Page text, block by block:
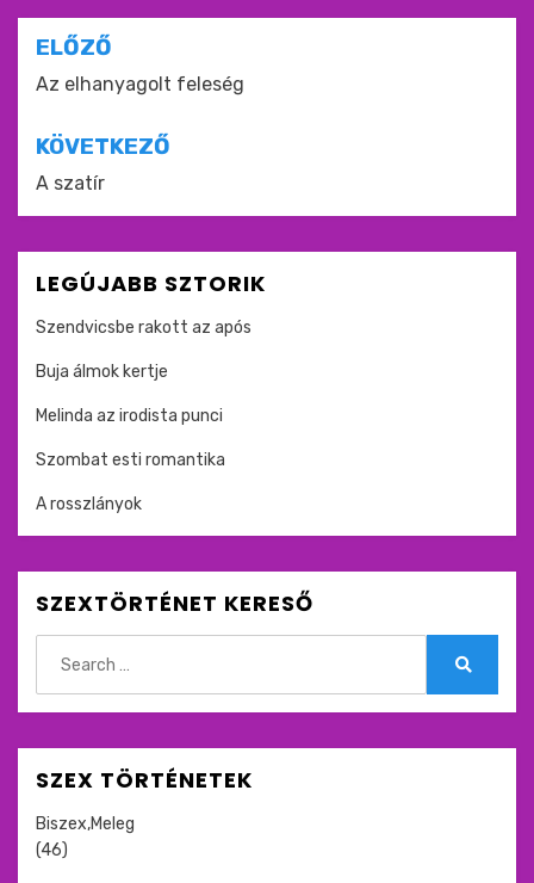
Bejegyzés
navigáció
ELŐZŐ
Az elhanyagolt feleség
KÖVETKEZŐ
A szatír
LEGÚJABB SZTORIK
Szendvicsbe rakott az após
Buja álmok kertje
Melinda az irodista punci
Szombat esti romantika
A rosszlányok
SZEXTÖRTÉNET KERESŐ
for:
SZEX TÖRTÉNETEK
Biszex,Meleg
(46)